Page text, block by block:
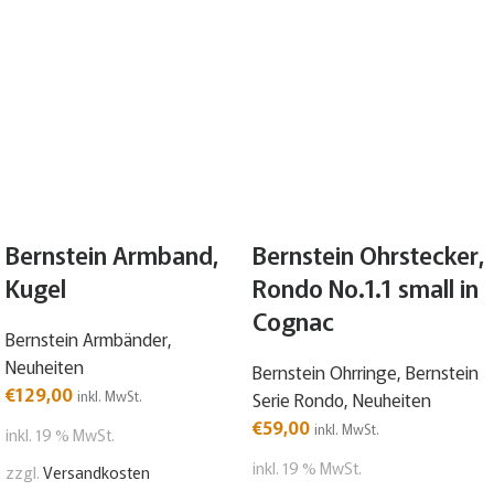
Bernstein Armband,
Kugel
Bernstein Armbänder,
Neuheiten
€129,00 inkl. MwSt.
inkl. 19 % MwSt.
zzgl.Versandkosten
Bernstein Ohrstecker,
Rondo No.1.1 small in
Cognac
Bernstein Ohrringe, Bernstein
Serie Rondo, Neuheiten
€59,00 inkl. MwSt.
inkl. 19 % MwSt.